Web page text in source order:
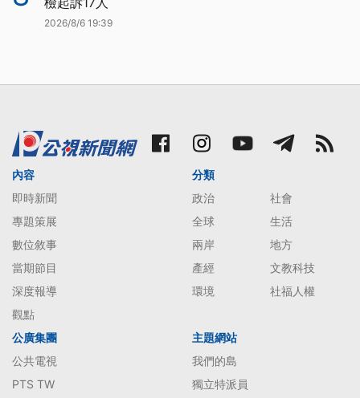
2026/8/6 19:39
內容
即時新聞
專題策展
數位敘事
當期節目
深度報導
觀點
分類
政治
社會
全球
生活
兩岸
地方
產經
文教科技
環境
社福人權
公廣集團
公共電視
PTS TW
主題網站
我們的島
獨立特派員